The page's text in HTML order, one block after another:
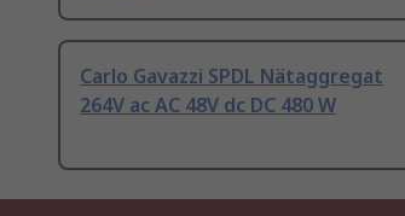
Carlo Gavazzi SPDL Nätaggregat
264V ac AC 48V dc DC 480 W